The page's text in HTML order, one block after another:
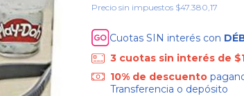
Precio sin impuestos $47.380,17
Cuotas SIN interés con
3 cuotas sin interés de
10% de descuento
Transferencia o depósito